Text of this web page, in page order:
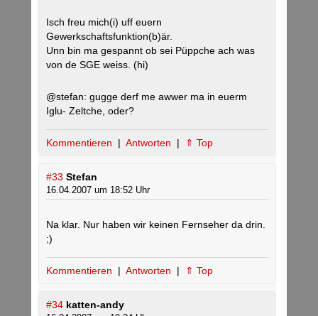
Isch freu mich(i) uff euern
Gewerkschaftsfunktion(b)är.
Unn bin ma gespannt ob sei Püppche ach was
von de SGE weiss. (hi)
@stefan: gugge derf me awwer ma in euerm
Iglu- Zeltche, oder?
Kommentieren | Antworten | ⇑ Top
#33 Stefan
16.04.2007 um 18:52 Uhr
Na klar. Nur haben wir keinen Fernseher da drin.
;)
Kommentieren | Antworten | ⇑ Top
#34 katten-andy